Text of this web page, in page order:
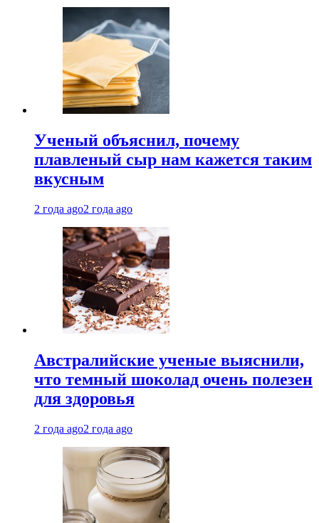
Ученый объяснил, почему
плавленый сыр нам кажется таким
вкусным
2 года ago2 года ago
Австралийские ученые выяснили,
что темный шоколад очень полезен
для здоровья
2 года ago2 года ago